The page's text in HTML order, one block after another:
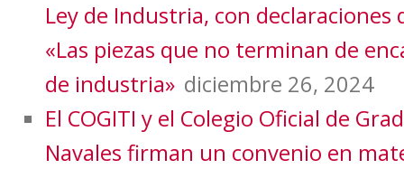
Ley de Industria, con
«Las piezas que no terminan de
de industria» diciembre 26, 2024
El COGITI y el Colegio Oficial de
Navales firman un convenio en